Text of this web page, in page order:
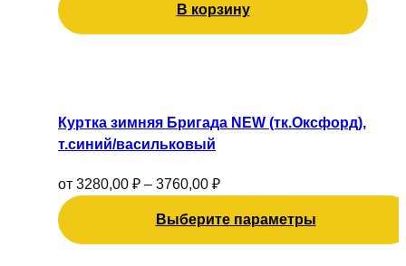
В корзину
Куртка зимняя Бригада NEW (тк.Оксфорд),
т.синий/васильковый
от 3280,00 ₽ – 3760,00 ₽
Выберите параметры
имеет
несколько
Опции
можно
выбрать
на